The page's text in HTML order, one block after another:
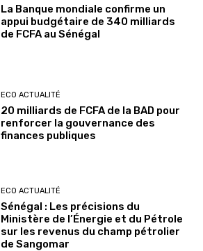
La Banque mondiale confirme un
appui budgétaire de 340 milliards
de FCFA au Sénégal
ECO ACTUALITÉ
20 milliards de FCFA de la BAD pour
renforcer la gouvernance des
finances publiques
ECO ACTUALITÉ
Sénégal : Les précisions du
Ministère de l’Énergie et du Pétrole
sur les revenus du champ pétrolier
de Sangomar